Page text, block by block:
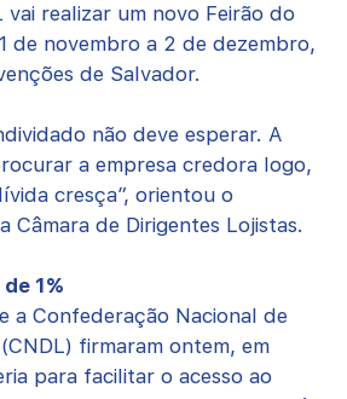
vai realizar um novo Feirão do
de novembro a 2 de dezembro,
de Salvador.
não deve esperar. A
a empresa credora logo,
cresça”, orientou o
Câmara de Dirigentes Lojistas.
1%
a Confederação Nacional de
firmaram ontem, em
para facilitar o acesso ao